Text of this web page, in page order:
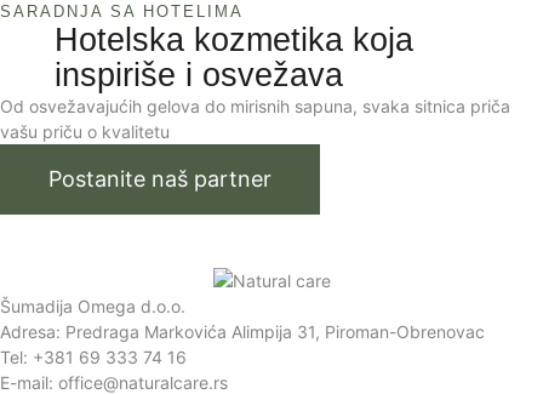
SARADNJA SA HOTELIMA
Hotelska kozmetika koja
inspiriše i osvežava
Od osvežavajućih gelova do mirisnih sapuna, svaka sitnica priča
vašu priču o kvalitetu
Postanite naš partner
Šumadija Omega d.o.o.
Adresa: Predraga Markovića Alimpija 31, Piroman-Obrenovac
Tel: +381 69 333 74 16
E-mail: office@naturalcare.rs